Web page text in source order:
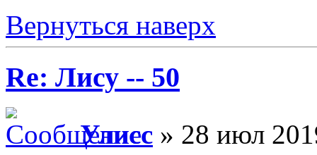
Вернуться наверх
Re: Лису -- 50
Улисс » 28 июл